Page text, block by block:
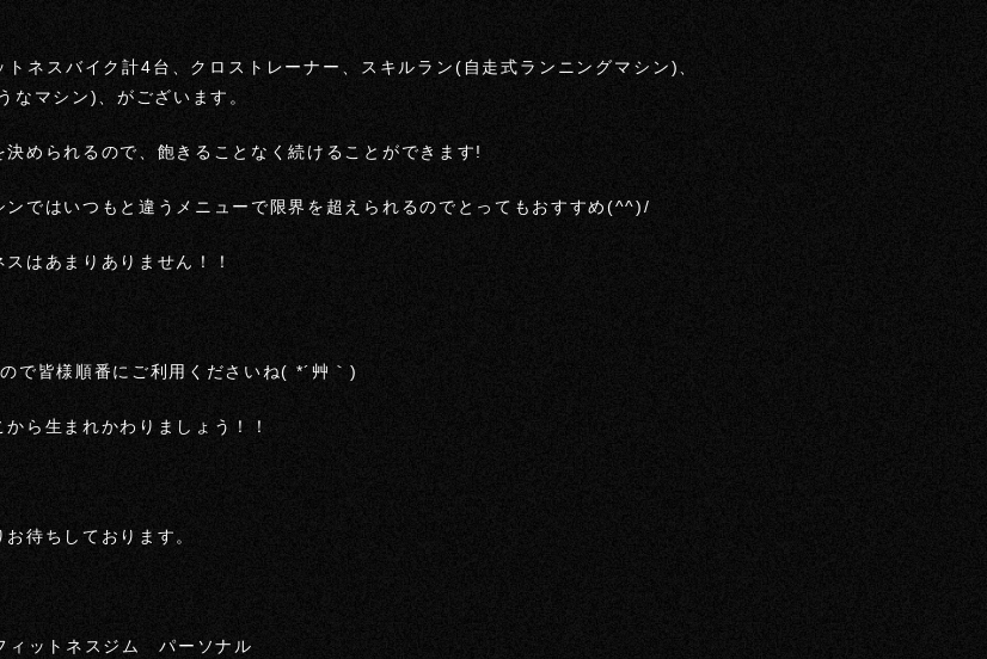
ネスバイク計4台、クロストレーナー、スキルラン(自走式ランニングマシン)、
なマシン)、がございます。
められるので、飽きることなく続けることができます!
ではいつもと違うメニューで限界を超えられるのでとってもおすすめ(^^)/
はあまりありません！！
で皆様順番にご利用くださいね( *´艸｀)
ら生まれかわりましょう！！
待ちしております。
ットネスジム パーソナル